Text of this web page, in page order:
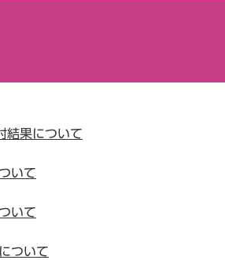
結果について
いて
いて
ついて